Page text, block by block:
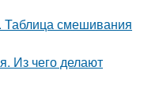
смешивания
Из чего делают